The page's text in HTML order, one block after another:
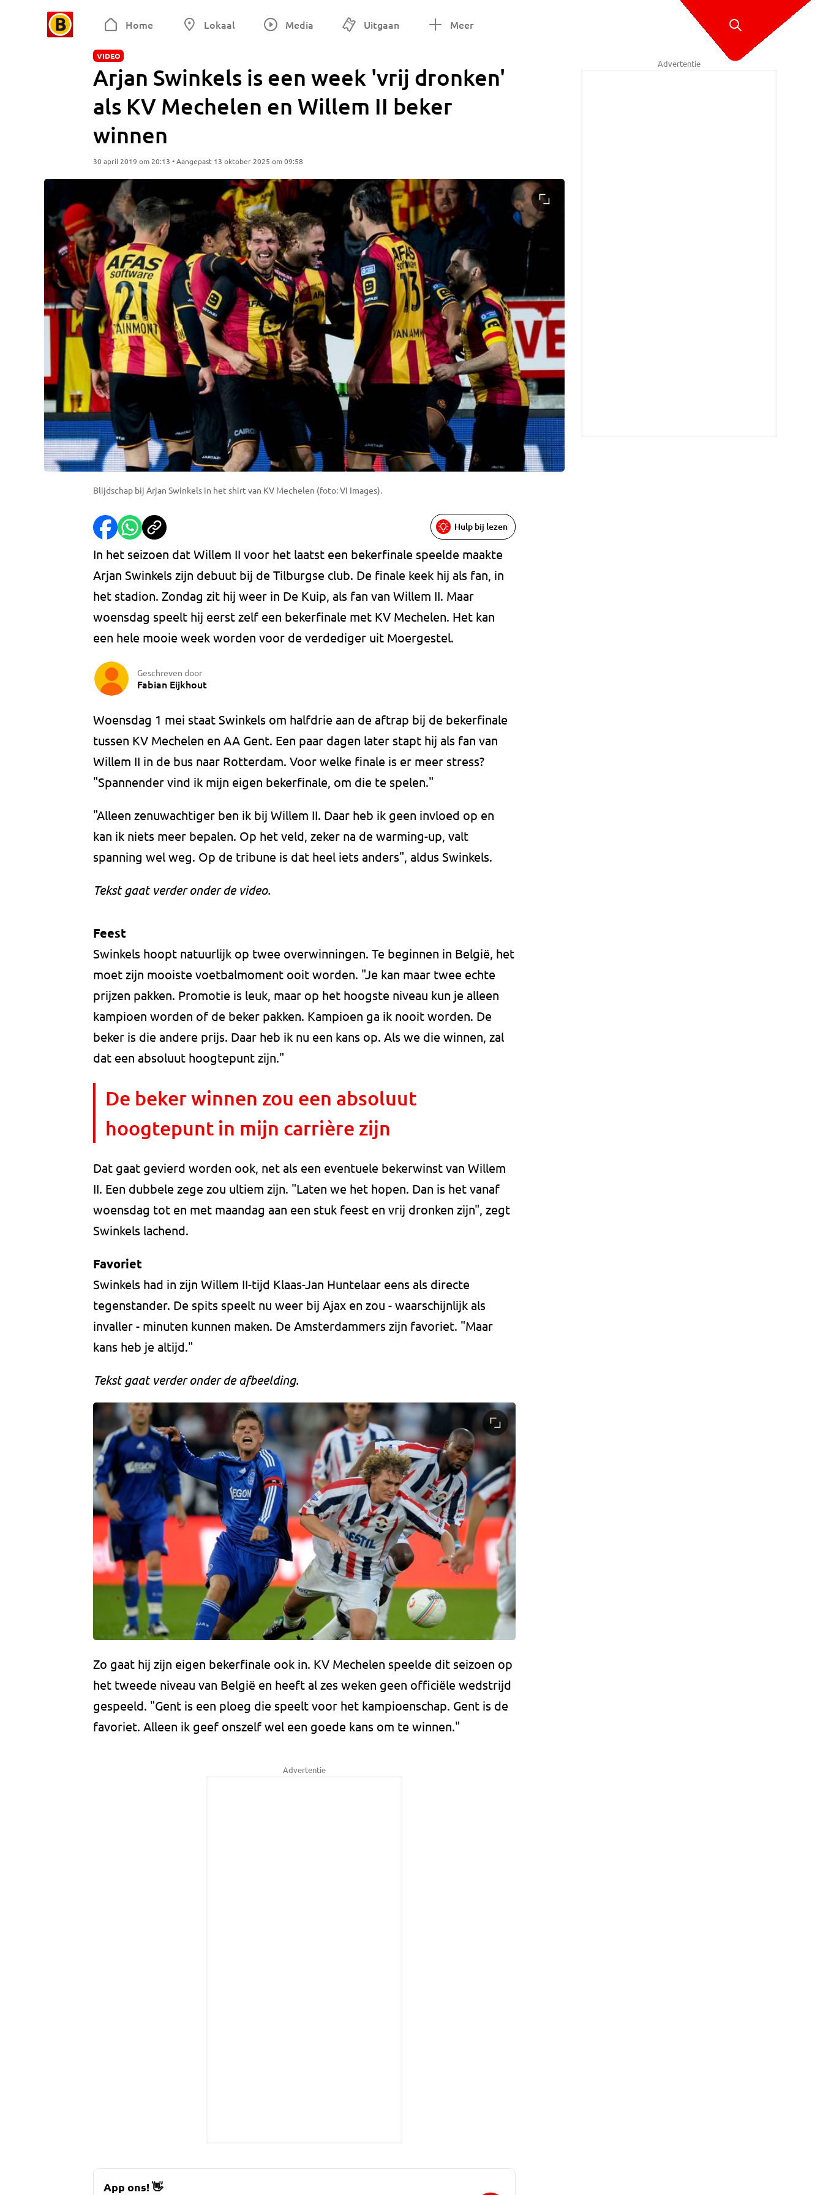
Home Lokaal Media Uitgaan Meer
VIDEO
Arjan Swinkels is een week 'vrij dronken'
als KV Mechelen en Willem II beker
winnen
30 april 2019 om 20:13 • Aangepast 13 oktober 2025 om 09:58
Blijdschap bij Arjan Swinkels in het shirt van KV Mechelen (foto: VI Images).
Hulp bij lezen
In het seizoen dat Willem II voor het laatst een bekerfinale speelde maakte
Arjan Swinkels zijn debuut bij de Tilburgse club. De finale keek hij als fan, in
het stadion. Zondag zit hij weer in De Kuip, als fan van Willem II. Maar
woensdag speelt hij eerst zelf een bekerfinale met KV Mechelen. Het kan
een hele mooie week worden voor de verdediger uit Moergestel.
Geschreven door
Fabian Eijkhout
Woensdag 1 mei staat Swinkels om halfdrie aan de aftrap bij de bekerfinale
tussen KV Mechelen en AA Gent. Een paar dagen later stapt hij als fan van
Willem II in de bus naar Rotterdam. Voor welke finale is er meer stress?
"Spannender vind ik mijn eigen bekerfinale, om die te spelen."
"Alleen zenuwachtiger ben ik bij Willem II. Daar heb ik geen invloed op en
kan ik niets meer bepalen. Op het veld, zeker na de warming-up, valt
spanning wel weg. Op de tribune is dat heel iets anders", aldus Swinkels.
Tekst gaat verder onder de video.
Feest
Swinkels hoopt natuurlijk op twee overwinningen. Te beginnen in België, het
moet zijn mooiste voetbalmoment ooit worden. "Je kan maar twee echte
prijzen pakken. Promotie is leuk, maar op het hoogste niveau kun je alleen
kampioen worden of de beker pakken. Kampioen ga ik nooit worden. De
beker is die andere prijs. Daar heb ik nu een kans op. Als we die winnen, zal
dat een absoluut hoogtepunt zijn."
De beker winnen zou een absoluut
hoogtepunt in mijn carrière zijn
Dat gaat gevierd worden ook, net als een eventuele bekerwinst van Willem
II. Een dubbele zege zou ultiem zijn. "Laten we het hopen. Dan is het vanaf
woensdag tot en met maandag aan een stuk feest en vrij dronken zijn", zegt
Swinkels lachend.
Favoriet
Swinkels had in zijn Willem II-tijd Klaas-Jan Huntelaar eens als directe
tegenstander. De spits speelt nu weer bij Ajax en zou - waarschijnlijk als
invaller - minuten kunnen maken. De Amsterdammers zijn favoriet. "Maar
kans heb je altijd."
Tekst gaat verder onder de afbeelding.
Zo gaat hij zijn eigen bekerfinale ook in. KV Mechelen speelde dit seizoen op
het tweede niveau van België en heeft al zes weken geen officiële wedstrijd
gespeeld. "Gent is een ploeg die speelt voor het kampioenschap. Gent is de
favoriet. Alleen ik geef onszelf wel een goede kans om te winnen."
Advertentie
Advertentie
App ons!👋